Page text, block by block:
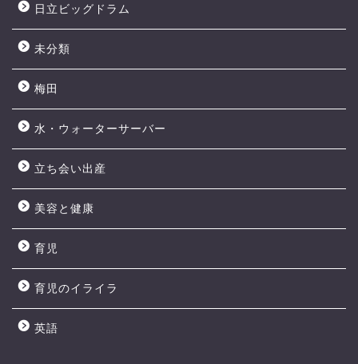
日立ビッグドラム
未分類
梅田
水・ウォーターサーバー
立ち会い出産
美容と健康
育児
育児のイライラ
英語